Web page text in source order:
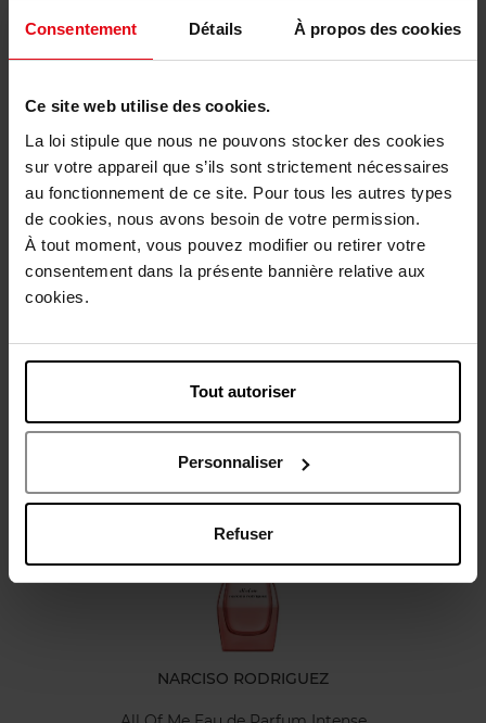
Consentement Détails À propos des cookies
Ce site web utilise des cookies.
La loi stipule que nous ne pouvons stocker des cookies
sur votre appareil que s’ils sont strictement nécessaires
au fonctionnement de ce site. Pour tous les autres types
de cookies, nous avons besoin de votre permission.
À tout moment, vous pouvez modifier ou retirer votre
consentement dans la présente bannière relative aux
cookies.
Tout autoriser
Personnaliser
Refuser
Retour gratuit dans votre magasin
Description
Conseil d'utilisation
Vous aimerez peut-être
NARCISO RODRIGUEZ